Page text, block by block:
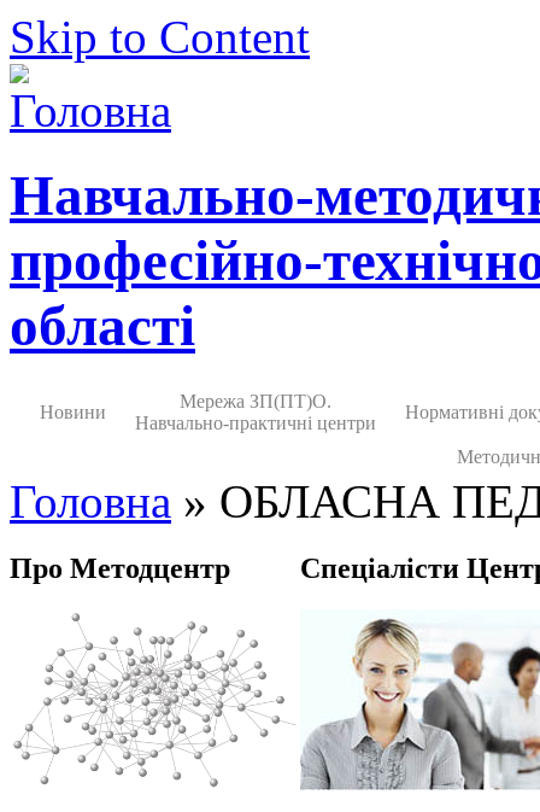
Skip to Content
Навчально-
професійно-
області
Новини
Мережа ЗП(ПТ)О.
Навчально-практичні центри
Нормативні
Головна » ОБЛАСНА
Про Методцентр Спеціалісти